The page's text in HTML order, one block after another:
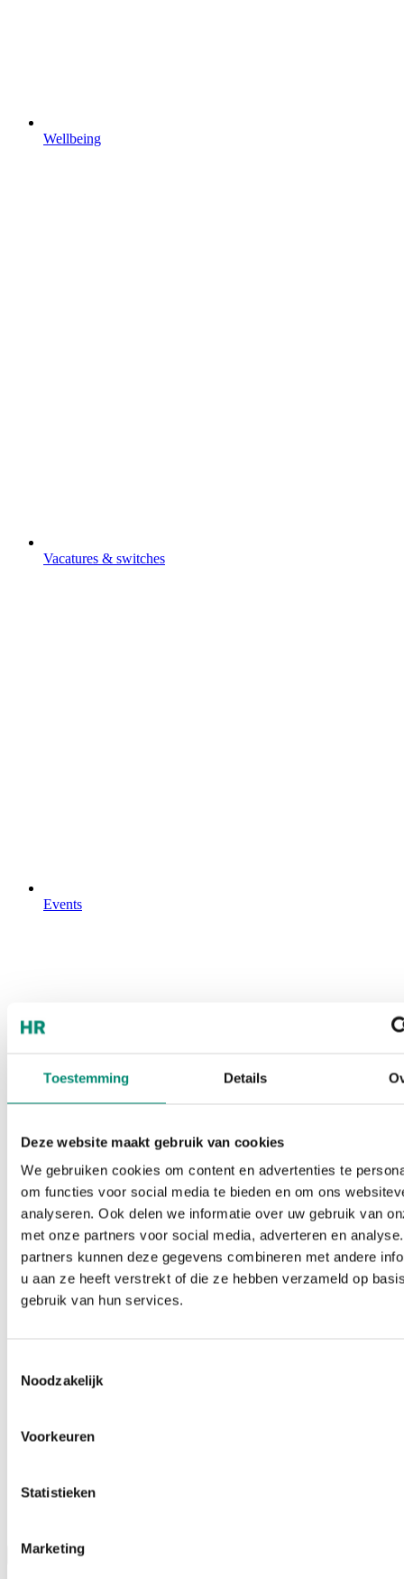
Toestemming Details
Deze website maakt gebruik van cookies
We gebruiken cookies om content en advertenties te
om functies voor social media te bieden en om ons
analyseren. Ook delen we informatie over uw gebruik van
met onze partners voor social media, adverteren en
partners kunnen deze gegevens combineren met andere
u aan ze heeft verstrekt of die ze hebben verzameld op
gebruik van hun services.
Noodzakelijk
Voorkeuren
Statistieken
Marketing
Wellbeing
Vacatures & switches
Events
Menu